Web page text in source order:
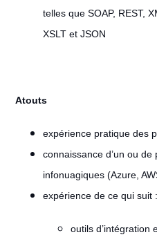
telles que SOAP, REST,
XSLT et JSON
Atouts
expérience pratique des
connaissance d’un ou
infonuagiques (Azure,
expérience de ce qui suit :
outils d’intégration